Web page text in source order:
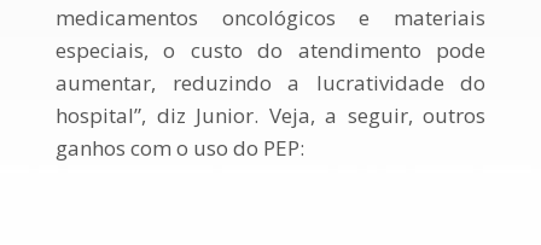
medicamentos oncológicos e materiais
especiais, o custo do atendimento pode
aumentar, reduzindo a lucratividade do
hospital”, diz Junior. Veja, a seguir, outros
ganhos com o uso do PEP: